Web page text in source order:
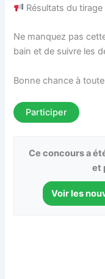
Résultats du
Ne manquez pas
bain et de suivre les
Bonne chance à
Participer
Ce concours a
et
Voir les